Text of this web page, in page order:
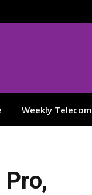
Weekly Telecom